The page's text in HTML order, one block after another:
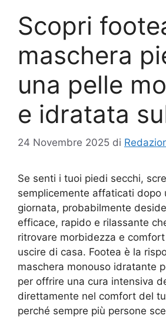
Scopri
maschera
una pelle
e idratata
24 Novembre 2025 di
Se senti i tuoi piedi secchi,
semplicemente affaticati dopo
giornata, probabilmente
efficace, rapido e rilassante
ritrovare morbidezza e
uscire di casa. Footea è la
maschera monouso idratante
per offrire una cura intensiva
direttamente nel comfort del
perché sempre più persone